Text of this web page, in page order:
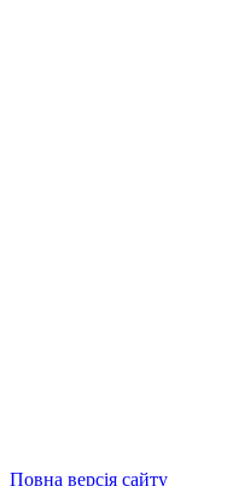
Повна версія сайту